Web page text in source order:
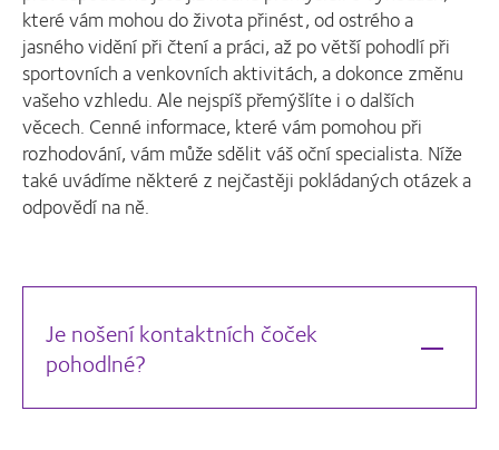
které vám mohou do života přinést, od ostrého a
jasného vidění při čtení a práci, až po větší pohodlí při
sportovních a venkovních aktivitách, a dokonce změnu
vašeho vzhledu. Ale nejspíš přemýšlíte i o dalších
věcech. Cenné informace, které vám pomohou při
rozhodování, vám může sdělit váš oční specialista. Níže
také uvádíme některé z nejčastěji pokládaných otázek a
odpovědí na ně.
Je nošení kontaktních čoček
pohodlné?